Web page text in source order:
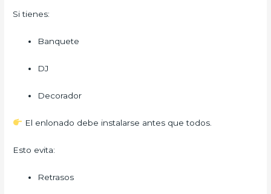
Si tienes:
Banquete
DJ
Decorador
El enlonado debe instalarse antes que todos.
Esto evita:
Retrasos